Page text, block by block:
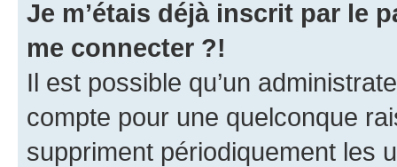
Je m’étais déjà inscrit par le
me connecter ?!
Il est possible qu’un
compte pour une quelconque
suppriment périodiquement les